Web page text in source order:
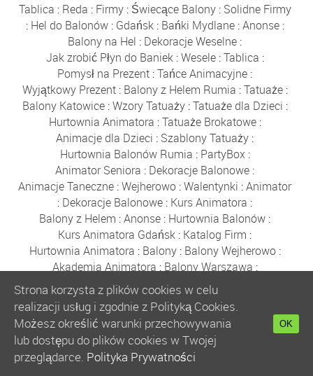
Tablica : Reda : Firmy: Świecące Balony: Solidne Firmy
: Hel do Balonów: Gdańsk: Bańki Mydlane:Anonse:
Balony na Hel : Dekoracje Weselne :
Jak zrobić Płyn do Baniek:Wesele:Tablica :
Pomysł na Prezent :Tańce Animacyjne :
Wyjątkowy Prezent: Balony z Helem Rumia :Tatuaże:
Balony Katowice:Wzory Tatuaży:Tatuaże dla Dzieci :
Hurtownia Animatora :Tatuaże Brokatowe:
Animacje dla Dzieci : Szablony Tatuaży :
Hurtownia Balonów Rumia : PartyBox:
Animator Seniora : Dekoracje Balonowe :
Animacje Taneczne :Wejherowo :Walentynki :Animator
: Dekoracje Balonowe : Kurs Animatora :
Balony z Helem :Anonse : Hurtownia Balonów :
Kurs Animatora Gdańsk : Katalog Firm :
Hurtownia Animatora : Balony: Balony Wejherowo:
Akademia Animatora : Balony Warszawa :
Bańki Mydlane
Hurtownia Balonów :
Gdynia:Sklep z Balonami Rumia:Boże Narodzenie
Balony Poznań:Zabawki:Balony Kraków
Balony Wrocław:Balony Łódź:Kurs Animatora
:
Kurs Animatora Online:Polecany Sklep
Kurs Animatora Zabaw dla Dzieci Online
Strona korzysta z plików cookies w celu
realizacji usług i zgodnie z Polityką Cookies.
Możesz określić warunki przechowywania
lub dostępu do plików cookies w Twojej
przeglądarce. Polityka Prywatności
OK